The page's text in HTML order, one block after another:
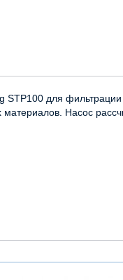
для
материалов. Насос